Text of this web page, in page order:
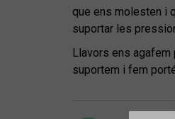
que ens molesten i
suportar les
Llavors ens
suportem i fem